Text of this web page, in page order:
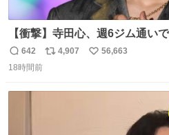
【衝撃】寺田心、週6ジム通
のベンチプレス持ち上げる姿披露
news.livedoor.com/article/detail… 元々自重のみだ
のためおにぎり10個、ゼリー
千kcalオーバーの食事を摂取し
返
信
642
リ
4,907
い
56,663
18時間前